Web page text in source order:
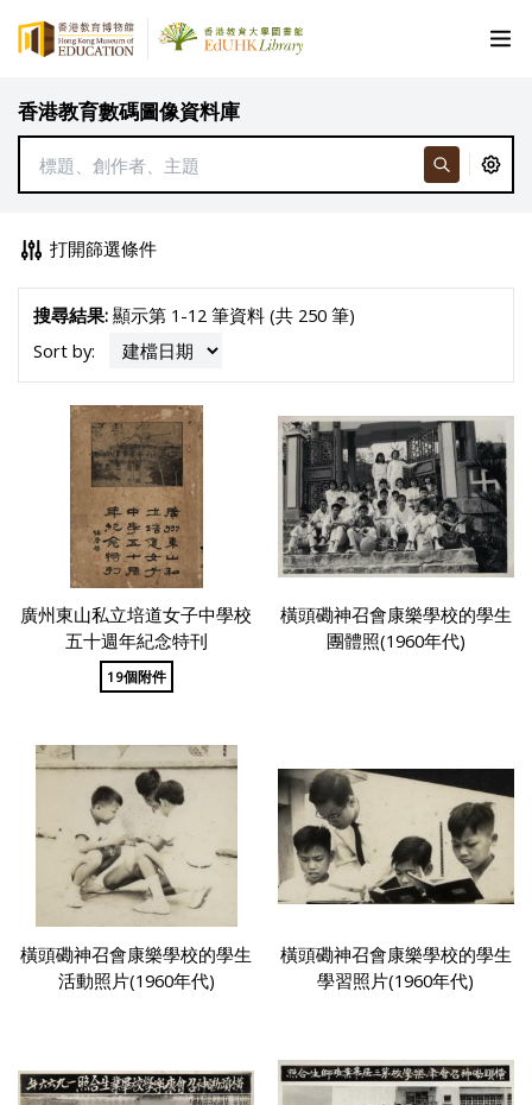
香港教育數碼圖像資料庫
打開篩選條件
搜尋結果:顯示第 1-12 筆資料 (共 250 筆)
Sort by:
廣州東山私立培道女子中學校
五十週年紀念特刊
19個附件
橫頭磡神召會康樂學校的學生
團體照(1960年代)
橫頭磡神召會康樂學校的學生
活動照片(1960年代)
橫頭磡神召會康樂學校的學生
學習照片(1960年代)